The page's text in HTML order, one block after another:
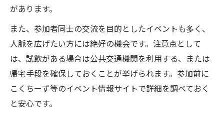
があります。
また、参加者同士の交流を目的としたイベントも多く、
人脈を広げたい方には絶好の機会です。注意点として
は、試飲がある場合は公共交通機関を利用する、または
帰宅手段を確保しておくことが挙げられます。参加前に
こくちーず等のイベント情報サイトで詳細を調べておく
と安心です。